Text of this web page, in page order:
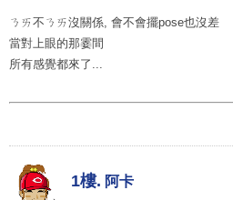
ㄋㄞ不ㄋㄞ沒關係, 會不會擺pose也沒差
當對上眼的那霎間
所有感覺都來了...
1樓. 阿卡